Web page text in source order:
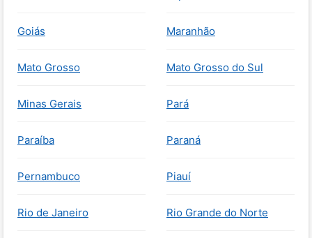
Goiás Maranhão
Mato Grosso Mato Grosso do Sul
Minas Gerais Pará
Paraíba Paraná
Pernambuco Piauí
Rio de Janeiro Rio Grande do Norte